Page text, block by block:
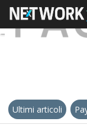
Ultimi articoli